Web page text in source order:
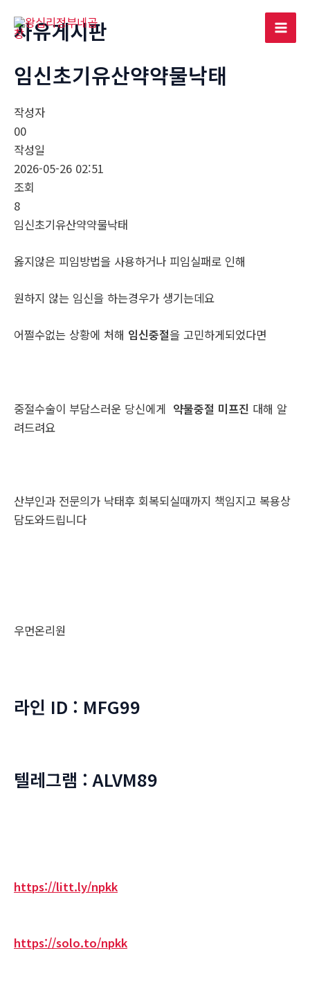
Main
자유게시판
임신초기유산약약물낙태
작성자
00
작성일
2026-05-26 02:51
조회
8
임신초기유산약약물낙태
옳지않은 피임방법을 사용하거나 피임실패로 인해
원하지 않는 임신을 하는경우가 생기는데요
어쩔수없는 상황에 처해 임신중절을 고민하게되었다면
중절수술이 부담스러운 당신에게 약물중절 미프진 대해 알
려드려요
산부인과 전문의가 낙태후 회복되실때까지 책임지고 복용상
담도와드립니다
우먼온리원
라인 ID : MFG99
텔레그램 : ALVM89
https://litt.ly/npkk
https://solo.to/npkk